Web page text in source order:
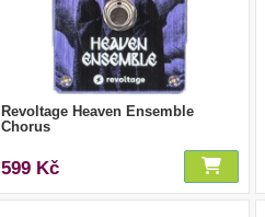
Revoltage Heaven Ensemble
Chorus
599 Kč